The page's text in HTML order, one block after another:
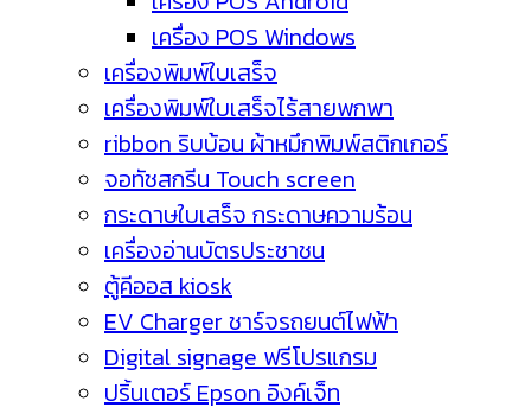
เครื่อง POS Windows
เครื่องพิมพ์ใบเสร็จ
เครื่องพิมพ์ใบเสร็จไร้สายพกพา
ribbon ริบบ้อน ผ้าหมึกพิมพ์สติกเกอร์
จอทัชสกรีน Touch screen
กระดาษใบเสร็จ กระดาษความร้อน
เครื่องอ่านบัตรประชาชน
ตู้คีออส kiosk
EV Charger ชาร์จรถยนต์ไฟฟ้า
Digital signage ฟรีโปรแกรม
ปริ้นเตอร์ Epson อิงค์เจ็ท